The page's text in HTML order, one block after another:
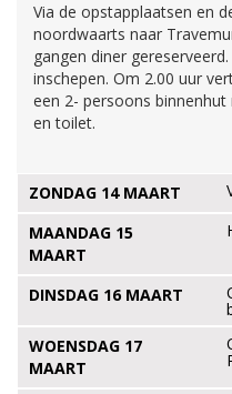
Via de opstapplaatsen en
noordwaarts naar
gangen diner
inschepen. Om 2.00 uur
een 2- persoons
en toilet.
ZONDAG 14 MAART
MAANDAG 15
MAART
DINSDAG 16 MAART
WOENSDAG 17
MAART